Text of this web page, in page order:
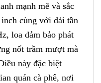
mạnh mẽ và sắc
cùng với dải tần
loa đảm bảo phát
nốt trầm mượt mà
này đặc biệt
quán cà phê, nơi